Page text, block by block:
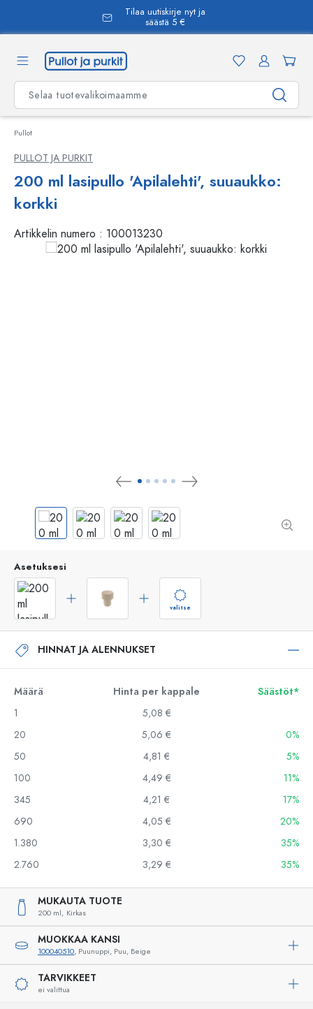
Tilaa uutiskirje nyt ja
säästä 5 €
Pullot
PULLOT JA PURKIT
200 ml lasipullo 'Apilalehti', suuaukko:
korkki
Artikkelin numero : 100013230
Asetuksesi
valitse
HINNAT JA ALENNUKSET
Määrä Hinta per kappale
Säästöt*
1
5,08 €
20
5,06 €
0%
50
4,81 €
5%
100
4,49 €
11%
345
4,21 €
17%
690
4,05 €
20%
1.380
3,30 €
35%
2.760
3,29 € 35%
MUKAUTA TUOTE
200 ml, Kirkas
MUOKKAA KANSI
100040510, Puunuppi, Puu, Beige
TARVIKKEET
ei valittua